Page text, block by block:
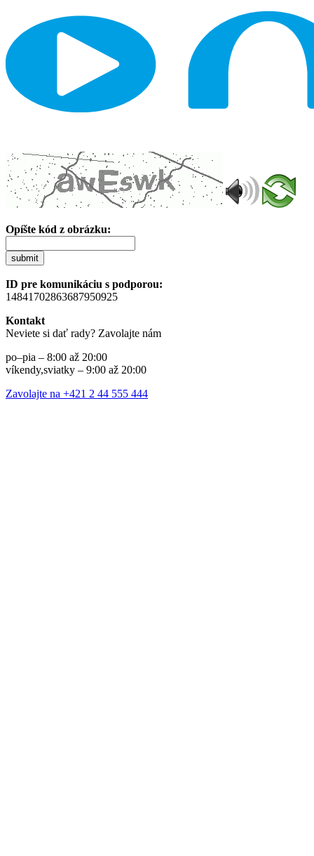
Opíšte kód z obrázku:
submit
ID pre komunikáciu s podporou:
14841702863687950925
Kontakt
Neviete si dať rady? Zavolajte nám
po–pia – 8:00 až 20:00
víkendy,sviatky – 9:00 až 20:00
Zavolajte na +421 2 44 555 444